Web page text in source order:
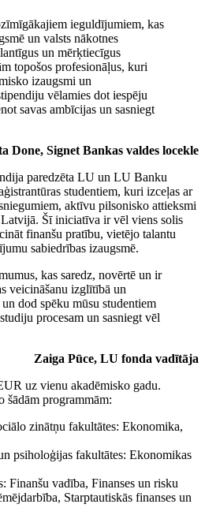
ieguldījumiem, kas
un valsts nākotnes
un mērķtiecīgus
topošos profesionāļus, kuri
izaugsmi un
vēlamies dot iespēju
savas ambīcijas un sasniegt
Done, Signet Bankas valdes locekle
paredzēta LU un LU Banku
studentiem, kuri izceļas ar
aktīvu pilsonisko attieksmi
Šī iniciatīva ir vēl viens solis
finanšu pratību, vietējo talantu
sabiedrības izaugsmē.
kas saredz, novērtē un ir
veicināšanu izglītībā un
dod spēku mūsu studentiem
procesam un sasniegt vēl
Zaiga Pūce, LU fonda vadītāja
uz vienu akadēmisko gadu.
šādām programmām:
zinātņu fakultātes: Ekonomika,
psiholoģijas fakultātes: Ekonomikas
Finanšu vadība, Finanses un risku
Starptautiskās finanses un